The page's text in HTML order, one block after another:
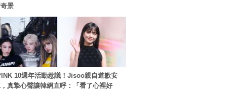
景
10週年活動惹議！Jisoo親自道歉安
真摯心聲讓韓網直呼：「看了心裡好